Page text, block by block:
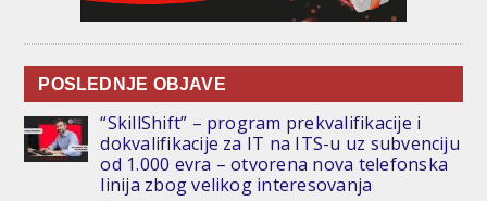
POSLEDNJE OBJAVE
“SkillShift” – program prekvalifikacije i
dokvalifikacije za IT na ITS-u uz subvenciju
od 1.000 evra – otvorena nova telefonska
linija zbog velikog interesovanja